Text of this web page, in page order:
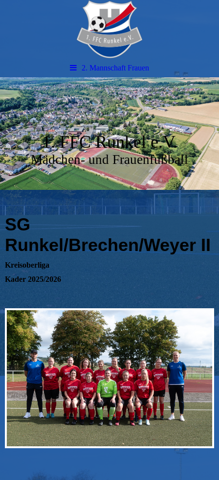
2. Mannschaft Frauen
1. FFC Runkel e.V.
Mädchen- und Frauenfußball
SG
Runkel/Brechen/Weyer II
Kreisoberliga
Kader 2025/2026